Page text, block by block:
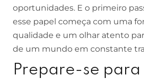
oportunidades. E o primeiro
esse papel começa com uma
qualidade e um olhar atento
de um mundo em constante
Prepare-se para